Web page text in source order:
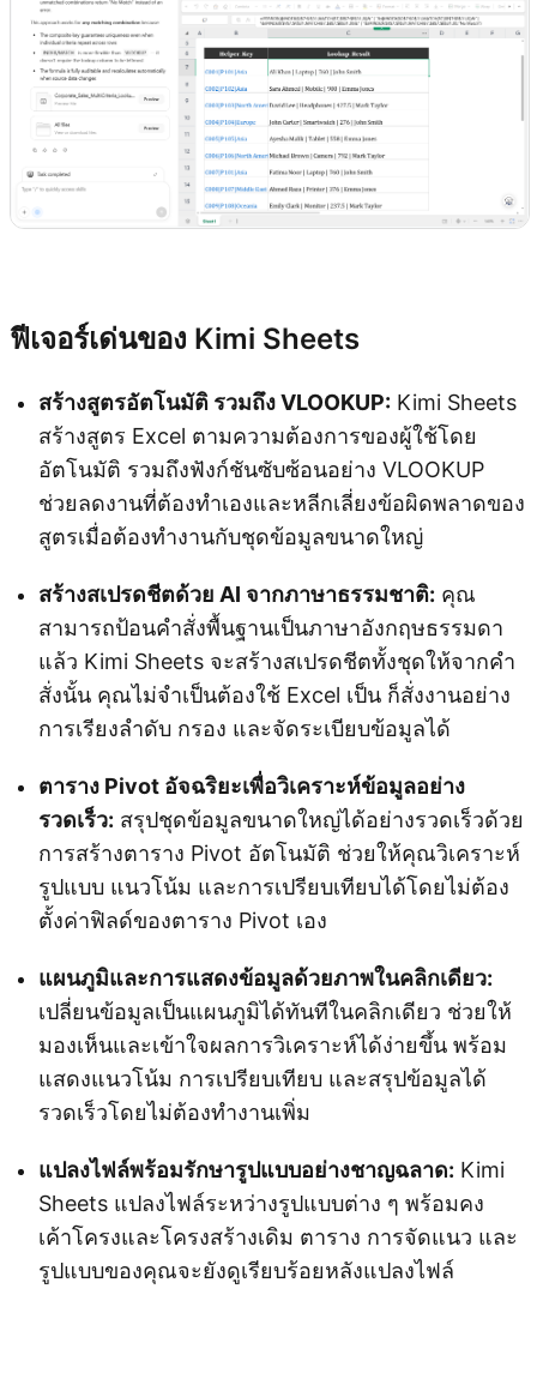
ฟีเจอร์เด่นของ Kimi Sheets
สร้างสูตรอัตโนมัติ รวมถึง VLOOKUP: Kimi Sheets
สร้างสูตร Excel ตามความต้องการของผู้ใช้โดย
อัตโนมัติ รวมถึงฟังก์ชันซับซ้อนอย่าง VLOOKUP
ช่วยลดงานที่ต้องทำเองและหลีกเลี่ยงข้อผิดพลาดของ
สูตรเมื่อต้องทำงานกับชุดข้อมูลขนาดใหญ่
สร้างสเปรดชีตด้วย AI จากภาษาธรรมชาติ: คุณ
สามารถป้อนคำสั่งพื้นฐานเป็นภาษาอังกฤษธรรมดา
แล้ว Kimi Sheets จะสร้างสเปรดชีตทั้งชุดให้จากคำ
สั่งนั้น คุณไม่จำเป็นต้องใช้ Excel เป็น ก็สั่งงานอย่าง
การเรียงลำดับ กรอง และจัดระเบียบข้อมูลได้
ตาราง Pivot อัจฉริยะเพื่อวิเคราะห์ข้อมูลอย่าง
รวดเร็ว: สรุปชุดข้อมูลขนาดใหญ่ได้อย่างรวดเร็วด้วย
การสร้างตาราง Pivot อัตโนมัติ ช่วยให้คุณวิเคราะห์
รูปแบบ แนวโน้ม และการเปรียบเทียบได้โดยไม่ต้อง
ตั้งค่าฟิลด์ของตาราง Pivot เอง
แผนภูมิและการแสดงข้อมูลด้วยภาพในคลิกเดียว:
เปลี่ยนข้อมูลเป็นแผนภูมิได้ทันทีในคลิกเดียว ช่วยให้
มองเห็นและเข้าใจผลการวิเคราะห์ได้ง่ายขึ้น พร้อม
แสดงแนวโน้ม การเปรียบเทียบ และสรุปข้อมูลได้
รวดเร็วโดยไม่ต้องทำงานเพิ่ม
แปลงไฟล์พร้อมรักษารูปแบบอย่างชาญฉลาด: Kimi
Sheets แปลงไฟล์ระหว่างรูปแบบต่าง ๆ พร้อมคง
เค้าโครงและโครงสร้างเดิม ตาราง การจัดแนว และ
รูปแบบของคุณจะยังดูเรียบร้อยหลังแปลงไฟล์